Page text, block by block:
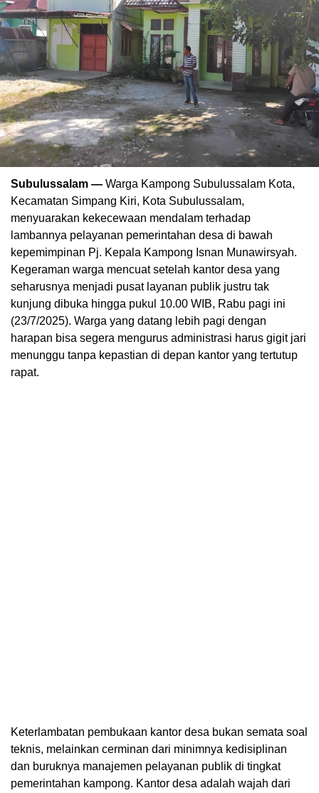
Subulussalam — Warga Kampong Subulussalam Kota,
Kecamatan Simpang Kiri, Kota Subulussalam,
menyuarakan kekecewaan mendalam terhadap
lambannya pelayanan pemerintahan desa di bawah
kepemimpinan Pj. Kepala Kampong Isnan Munawirsyah.
Kegeraman warga mencuat setelah kantor desa yang
seharusnya menjadi pusat layanan publik justru tak
kunjung dibuka hingga pukul 10.00 WIB, Rabu pagi ini
(23/7/2025). Warga yang datang lebih pagi dengan
harapan bisa segera mengurus administrasi harus gigit jari
menunggu tanpa kepastian di depan kantor yang tertutup
rapat.
Keterlambatan pembukaan kantor desa bukan semata soal
teknis, melainkan cerminan dari minimnya kedisiplinan
dan buruknya manajemen pelayanan publik di tingkat
pemerintahan kampong. Kantor desa adalah wajah dari